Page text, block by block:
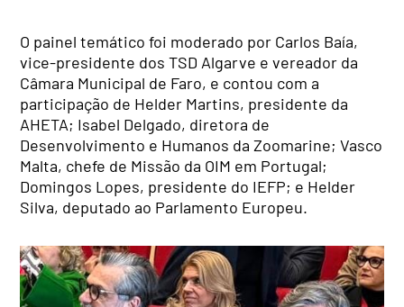
O painel temático foi moderado por Carlos Baía,
vice-presidente dos TSD Algarve e vereador da
Câmara Municipal de Faro, e contou com a
participação de Helder Martins, presidente da
AHETA; Isabel Delgado, diretora de
Desenvolvimento e Humanos da Zoomarine; Vasco
Malta, chefe de Missão da OIM em Portugal;
Domingos Lopes, presidente do IEFP; e Helder
Silva, deputado ao Parlamento Europeu.